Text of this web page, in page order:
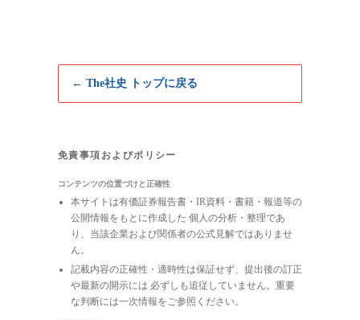
← The社史 トップに戻る
免責事項およびポリシー
コンテンツの位置づけと正確性
本サイトは有価証券報告書・IR資料・書籍・報道等の
公開情報をもとに作成した 個人の分析・整理であ
り、当該企業および関係者の公式見解ではありませ
ん。
記載内容の正確性・適時性は保証せず、提出後の訂正
や最新の開示には 必ずしも追従していません。重要
な判断には一次情報をご参照ください。